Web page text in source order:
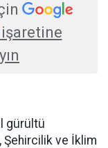
gürültü
Şehircilik ve İklim